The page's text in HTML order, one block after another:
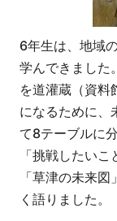
6年生は、地域
学んできました
を道灌蔵（資料
になるために、
て8テーブルに
「挑戦したい
「草津の未来
く語りました。